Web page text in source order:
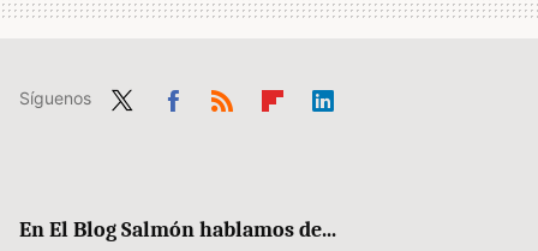
Síguenos
En El Blog Salmón hablamos de...